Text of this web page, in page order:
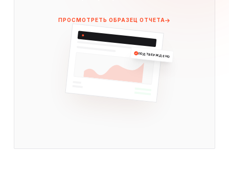
ПРОСМОТРЕТЬ ОБРАЗЕЦ ОТЧЕТА
ПОДТВЕРЖДЕНО